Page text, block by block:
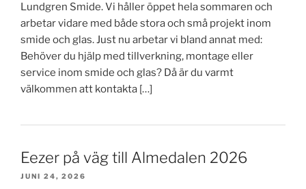
Lundgren Smide. Vi håller öppet hela sommaren och
arbetar vidare med både stora och små projekt inom
smide och glas. Just nu arbetar vi bland annat med:
Behöver du hjälp med tillverkning, montage eller
service inom smide och glas? Då är du varmt
välkommen att kontakta […]
Eezer på väg till Almedalen 2026
JUNI 24, 2026